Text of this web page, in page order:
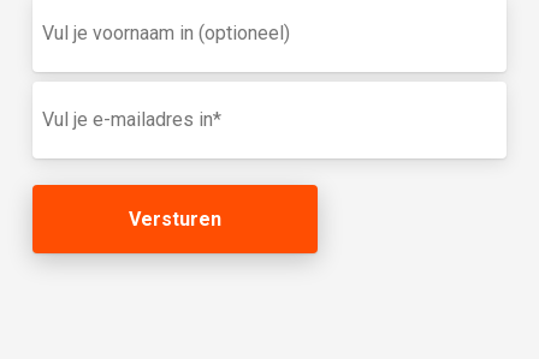
je
in
(optioneel)
mailadres